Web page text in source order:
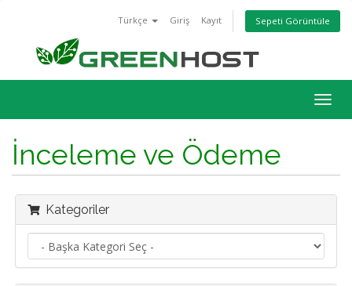
Türkçe Giriş Kayıt Sepeti Görüntüle
İnceleme ve Ödeme
Kategoriler